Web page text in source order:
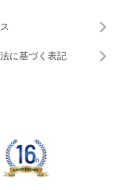
に基づく表記